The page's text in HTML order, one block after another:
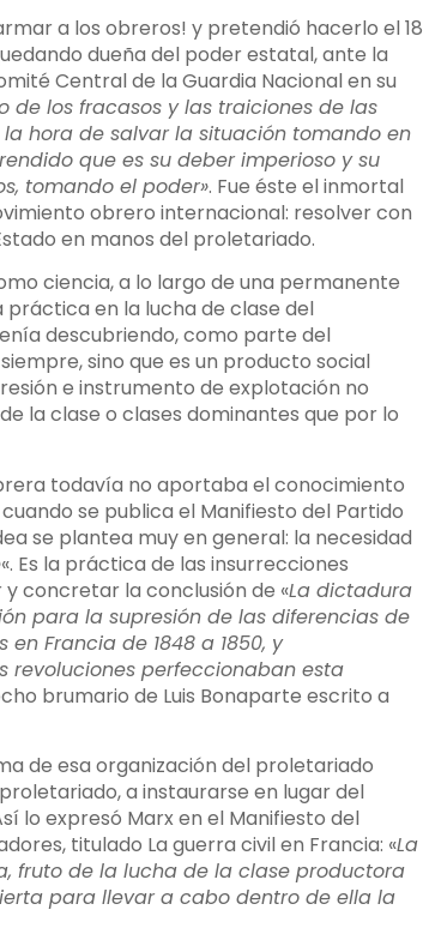
a los obreros! y pretendió hacerlo el 18
dueña del poder estatal, ante la
Central de la Guardia Nacional en su
de los fracasos y las traiciones de las
hora de salvar la situación tomando en
que es su deber imperioso y su
tomando el poder». Fue éste el inmortal
obrero internacional: resolver con
en manos del proletariado.
ciencia, a lo largo de una permanente
en la lucha de clase del
descubriendo, como parte del
sino que es un producto social
e instrumento de explotación no
la clase o clases dominantes que por lo
todavía no aportaba el conocimiento
se publica el Manifiesto del Partido
se plantea muy en general: la necesidad
«. Es la práctica de las insurrecciones
concretar la conclusión de «La dictadura
para la supresión de las diferencias de
Francia de 1848 a 1850, y
revoluciones perfeccionaban esta
brumario de Luis Bonaparte escrito a
de esa organización del proletariado
a instaurarse en lugar del
lo expresó Marx en el Manifiesto del
titulado La guerra civil en Francia: «La
fruto de la lucha de la clase productora
para llevar a cabo dentro de ella la